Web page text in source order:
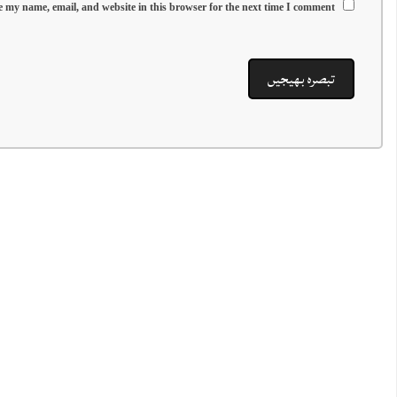
my name, email, and website in this browser for the next time I comment.